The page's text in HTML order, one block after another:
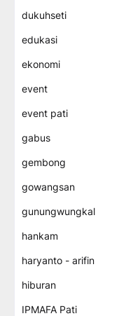
dukuhseti
edukasi
ekonomi
event
event pati
gabus
gembong
gowangsan
gunungwungkal
hankam
haryanto - arifin
hiburan
IPMAFA Pati